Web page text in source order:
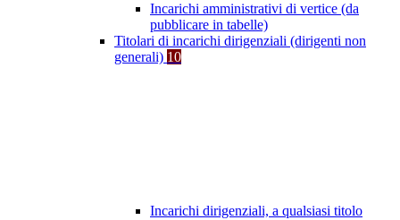
Incarichi amministrativi di vertice (da
pubblicare in tabelle)
Titolari di incarichi dirigenziali (dirigenti non
generali) 10
Incarichi dirigenziali, a qualsiasi titolo